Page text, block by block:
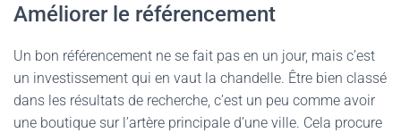
Améliorer le référencement
Un bon référencement ne se fait pas en un jour, mais c’est
un investissement qui en vaut la chandelle. Être bien classé
dans les résultats de recherche, c’est un peu comme avoir
une boutique sur l’artère principale d’une ville. Cela procure